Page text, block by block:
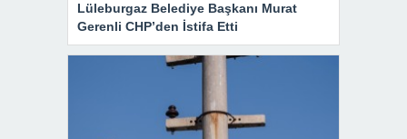
Lüleburgaz Belediye Başkanı Murat
Gerenli CHP’den İstifa Etti